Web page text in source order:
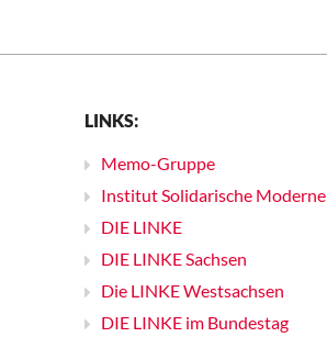
LINKS:
Memo-Gruppe
Institut Solidarische Moderne
DIE LINKE
DIE LINKE Sachsen
Die LINKE Westsachsen
DIE LINKE im Bundestag